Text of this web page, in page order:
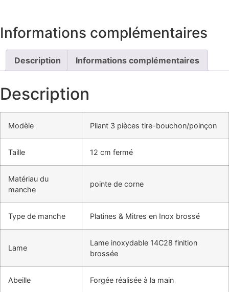
Informations complémentaires
Description Informations complémentaires
Description
Modèle Pliant 3 pièces tire-bouchon/poinçon
Taille 12 cm fermé
Matériau du
manche
pointe de corne
Type de manche Platines & Mitres en Inox brossé
Lame
Lame inoxydable 14C28 finition
brossée
Abeille Forgée réalisée à la main